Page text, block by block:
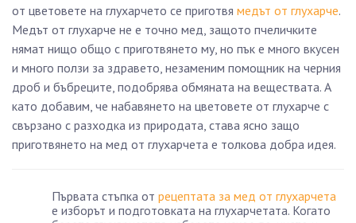
от цветовете на глухарчето се приготвя медът от глухарче.
Медът от глухарче не е точно мед, защото пчеличките
нямат нищо общо с приготвянето му, но пък е много вкусен
и много ползи за здравето, незаменим помощник на черния
дроб и бъбреците, подобрява обмяната на веществата. А
като добавим, че набавянето на цветовете от глухарче с
свързано с разходка из природата, става ясно защо
приготвянето на мед от глухарчета е толкова добра идея.
Първата стъпка от рецептата за мед от глухарчета
е изборът и подготовката на глухарчетата. Когато